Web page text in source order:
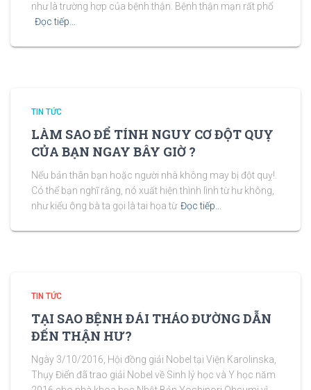
như là trường hợp của bệnh thận. Bệnh thận mạn rất phổ
Đọc tiếp…
TIN TỨC
LÀM SAO ĐỂ TÍNH NGUY CƠ ĐỘT QUỴ
CỦA BẠN NGAY BÂY GIỜ ?
Nếu bản thân bạn hoặc người nhà không may bị đột quỵ!.
Có thể bạn nghĩ rằng, nó xuất hiện thình lình từ hư không,
như kiểu ông bà ta gọi là tai họa từ Đọc tiếp…
TIN TỨC
TẠI SAO BỆNH ĐÁI THÁO ĐƯỜNG DẪN
ĐẾN THẬN HƯ?
Ngày 3/10/2016, Hội đồng giải Nobel tại Viện Karolinska,
Thụy Điển đã trao giải Nobel về Sinh lý học và Y học năm